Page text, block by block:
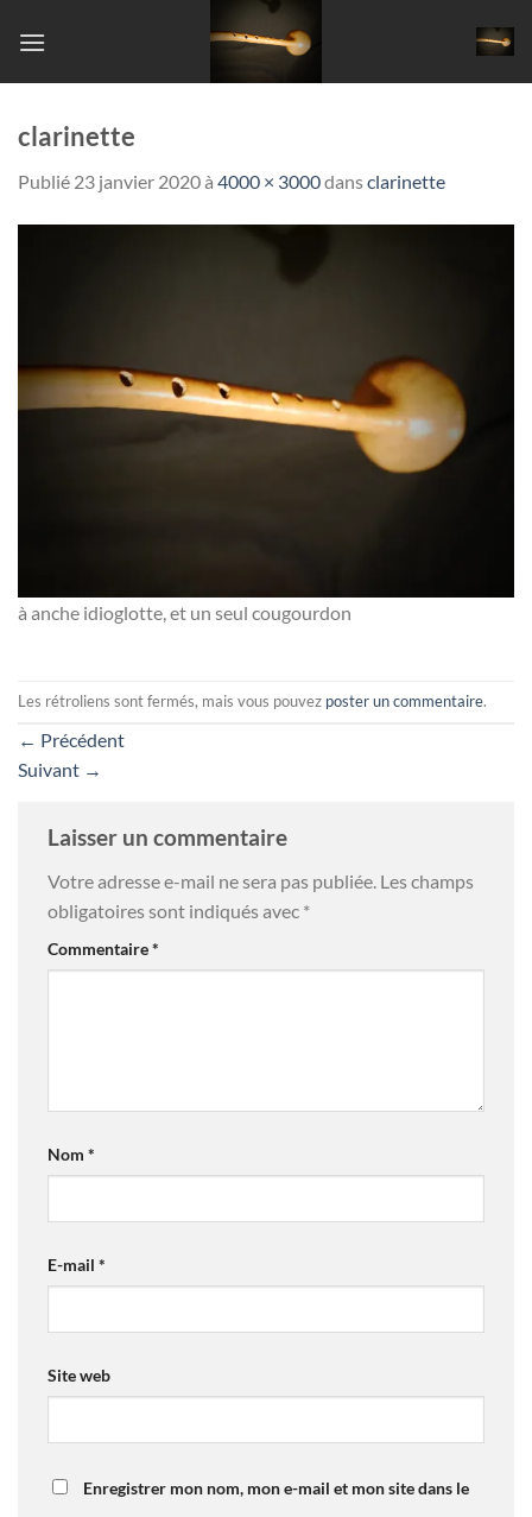
clarinette
Publié 23 janvier 2020à 4000 × 3000dansclarinette
à anche idioglotte, et un seul cougourdon
Les rétroliens sont fermés, mais vous pouvez poster un commentaire.
← Précédent
Suivant →
Laisser un commentaire
Votre adresse e-mail ne sera pas publiée. Les champs
obligatoires sont indiqués avec *
Commentaire*
Nom *
E-mail *
Site web
Enregistrer mon nom, mon e-mail et mon site dans le